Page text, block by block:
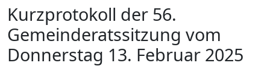
Kurzprotokoll der 56.
Gemeinderatssitzung vom
Donnerstag 13. Februar 2025